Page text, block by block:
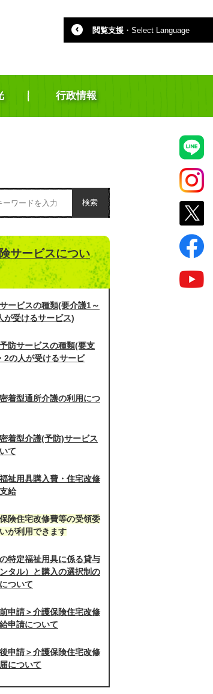
閲覧支援 ・ Select Language
行政情報
検索
サービスについ
ービスの種類(要介護1～
が受けるサービス)
防サービスの種類(要支
2の人が受けるサービ
着型通所介護の利用につ
着型介護(予防)サービス
て
祉用具購入費・住宅改修
給
険住宅改修費等の受領委
が利用できます
特定福祉用具に係る貸与
ンタル）と購入の選択制の
ついて
申請＞介護保険住宅改修
申請について
申請＞介護保険住宅改修
について